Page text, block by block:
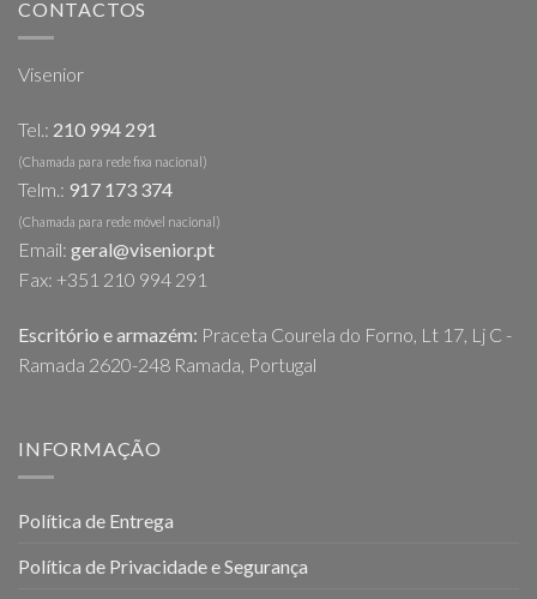
CONTACTOS
Visenior
Tel.: 210 994 291
(Chamada para rede fixa nacional)
Telm.: 917 173 374
(Chamada para rede móvel nacional)
Email: geral@visenior.pt
Fax: +351 210 994 291
Escritório e armazém: Praceta Courela do Forno, Lt 17, Lj C -
Ramada 2620-248 Ramada, Portugal
INFORMAÇÃO
Política de Entrega
Política de Privacidade e Segurança